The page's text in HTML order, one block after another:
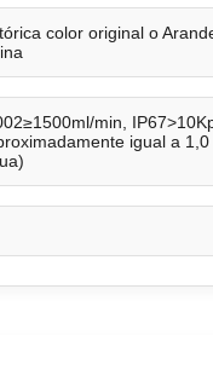
color original o
min,
igual a